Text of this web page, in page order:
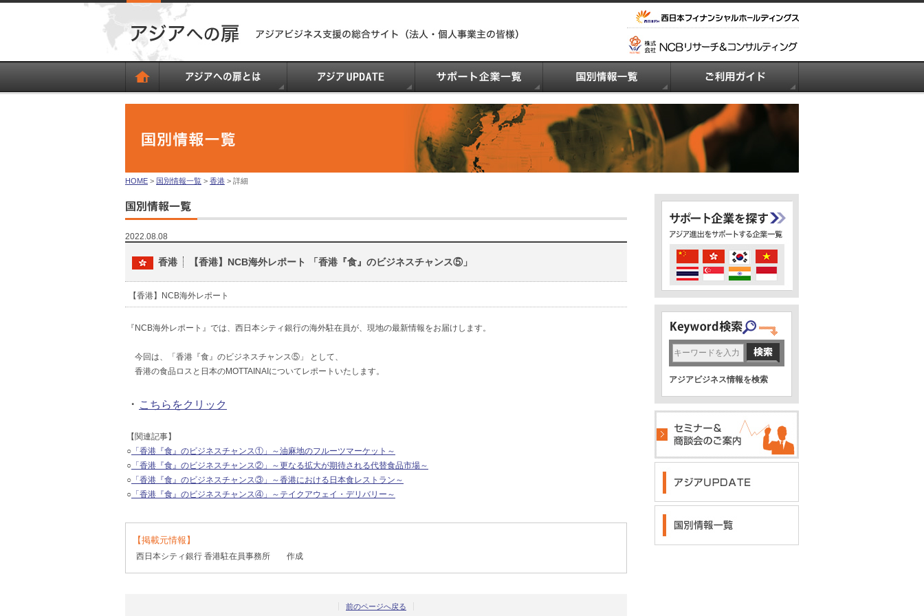
HOME > 国別情報一覧 > 香港 > 詳細
2022.08.08
香港 【香港】NCB海外レポート 「香港『食』のビジネスチャンス⑤」
【香港】NCB海外レポート
『NCB海外レポート』では、西日本シティ銀行の海外駐在員が、現地の最新情報をお届けします。
今回は、「香港『食』のビジネスチャンス⑤」 として、
香港の食品ロスと日本のMOTTAINAIについてレポートいたします。
・ こちらをクリック
【関連記事】
○ 「香港『食』のビジネスチャンス①」～油麻地のフルーツマーケット～
○ 「香港『食』のビジネスチャンス②」～更なる拡大が期待される代替食品市場～
○ 「香港『食』のビジネスチャンス③」～香港における日本食レストラン～
○ 「香港『食』のビジネスチャンス④」～テイクアウェイ・デリバリー～
【掲載元情報】
西日本シティ銀行 香港駐在員事務所 作成
前のページへ戻る
アジアビジネス情報を検索